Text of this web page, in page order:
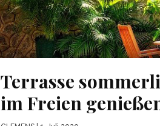
Terrasse
im Freien